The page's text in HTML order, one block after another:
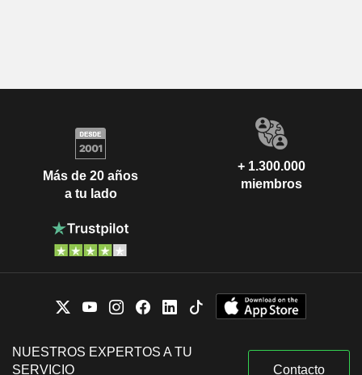
Más de 20 años
a tu lado
+ 1.300.000
miembros
NUESTROS EXPERTOS A TU
SERVICIO
Contacto